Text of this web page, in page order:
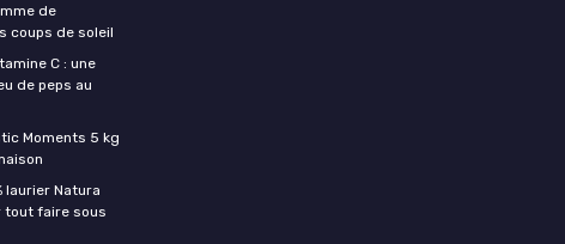
de
coups de soleil
C : une
de peps au
Moments 5 kg
laurier Natura
tout faire sous